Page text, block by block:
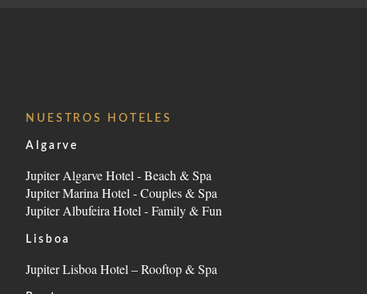
NUESTROS HOTELES
Algarve
Jupiter Algarve Hotel - Beach & Spa
Jupiter Marina Hotel - Couples & Spa
Jupiter Albufeira Hotel - Family & Fun
Lisboa
Jupiter Lisboa Hotel – Rooftop & Spa